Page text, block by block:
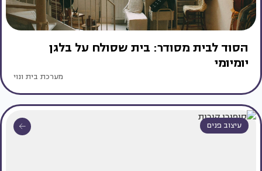
הסוד לבית מסודר: בית שסולח על בלגן
יומיומי
מערכת בית ונוי
עיצוב פנים